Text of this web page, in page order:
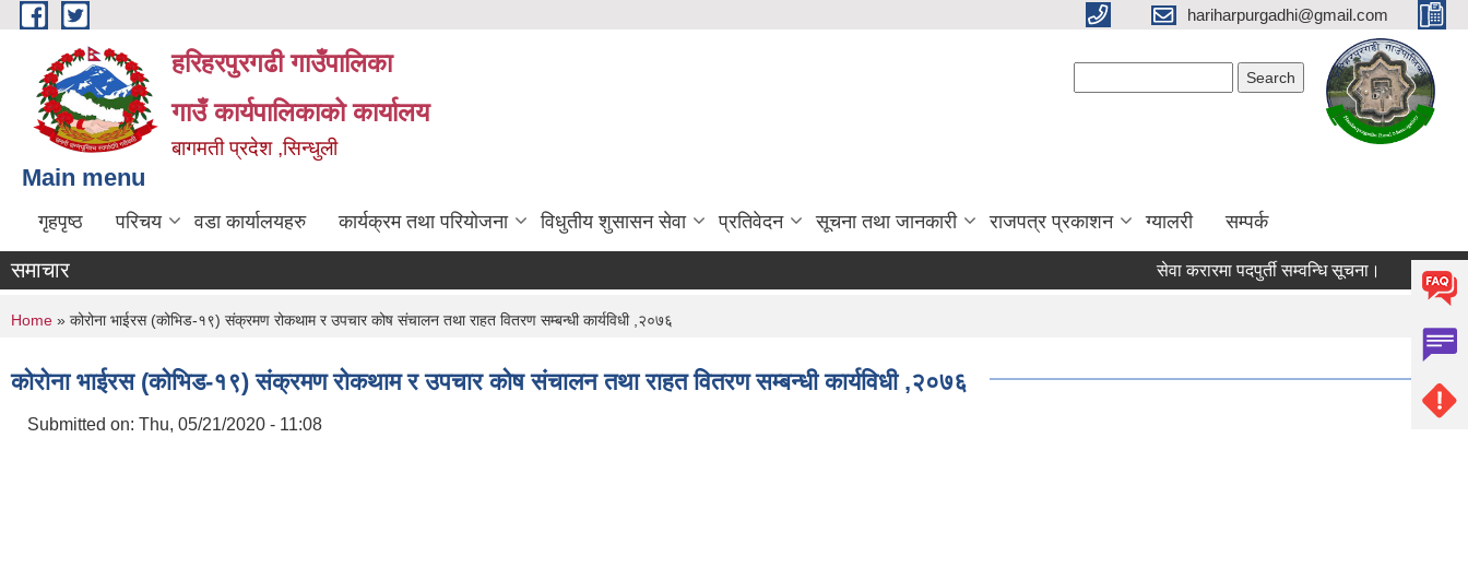
Skip to main content hariharpurgadhi@gmail.com
हरिहरपुरगढी गाउँपालिका
गाउँ कार्यपालिकाको कार्यालय
बागमती प्रदेश ,सिन्धुली
Main menu
गृहपृष्ठ परिचय वडा कार्यालयहरु कार्यक्रम तथा परियोजना विधुतीय शुसासन सेवा प्रतिवेदन सूचना तथा जानकारी राजपत्र प्रकाशन ग्यालरी सम्पर्क
समाचार सेवा करारमा पदपुर्ती सम्वन्धि सूचना।
You are here
Home » कोरोना भाईरस (कोभिड-१९) संक्रमण रोकथाम र उपचार कोष संचालन तथा राहत वितरण सम्बन्धी कार्यविधी ,२०७६
कोरोना भाईरस (कोभिड-१९) संक्रमण रोकथाम र उपचार कोष संचालन तथा राहत वितरण सम्बन्धी कार्यविधी ,२०७६
Submitted on: Thu, 05/21/2020 - 11:08